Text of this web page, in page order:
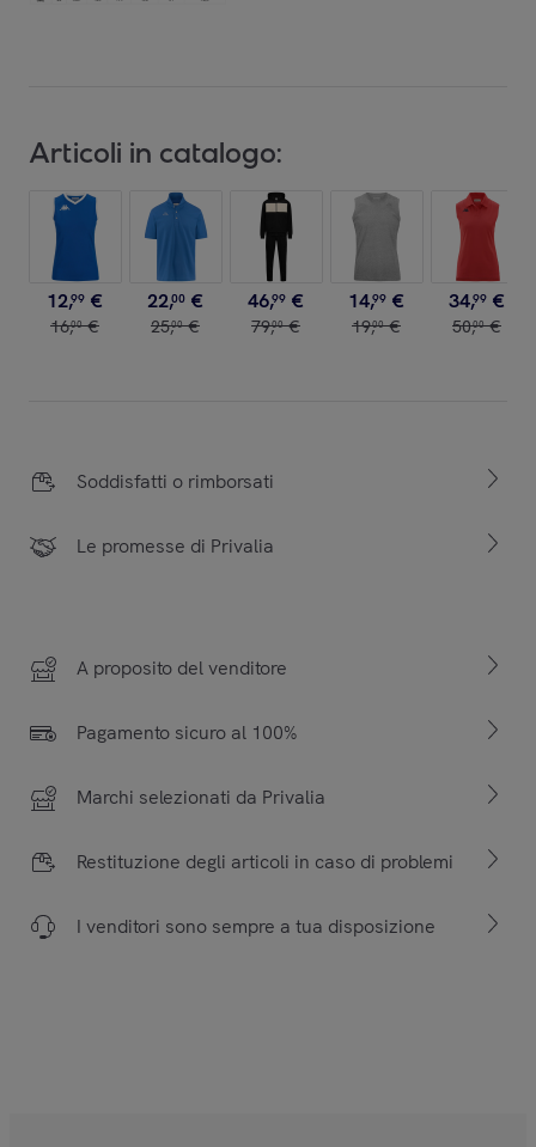
Articoli in catalogo:
12,99 €
16,00 €
22,00 €
25,00 €
46,99 €
79,00 €
14,99 €
19,00 €
34,99 €
50,00 €
Soddisfatti o rimborsati
Le promesse di Privalia
A proposito del venditore
Pagamento sicuro al 100%
Marchi selezionati da Privalia
Restituzione degli articoli in caso di problemi
I venditori sono sempre a tua disposizione